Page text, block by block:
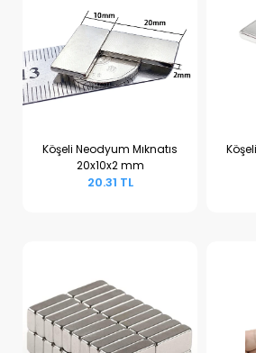
Sepete Ekle
Köşeli Neodyum Mıknatıs
20x10x2 mm
20.31 TL